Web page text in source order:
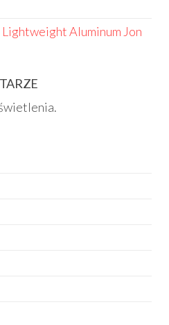
Aluminum Jon